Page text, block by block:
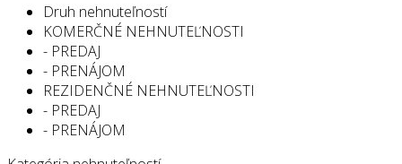
Druh nehnuteľností
KOMERČNÉ NEHNUTEĽNOSTI
- PREDAJ
- PRENÁJOM
REZIDENČNÉ NEHNUTEĽNOSTI
- PREDAJ
- PRENÁJOM